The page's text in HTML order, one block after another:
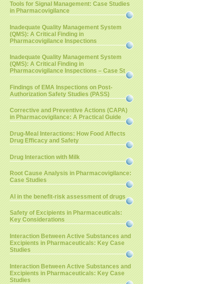
Tools for Signal Management: Case Studies
in Pharmacovigilance
Inadequate Quality Management System
(QMS): A Critical Finding in
Pharmacovigilance Inspections
Inadequate Quality Management System
(QMS): A Critical Finding in
Pharmacovigilance Inspections – Case St
Findings of EMA Inspections on Post-
Authorization Safety Studies (PASS)
Corrective and Preventive Actions (CAPA)
in Pharmacovigilance: A Practical Guide
Drug-Meal Interactions: How Food Affects
Drug Efficacy and Safety
Drug Interaction with Milk
Root Cause Analysis in Pharmacovigilance:
Case Studies
AI in the benefit-risk assessment of drugs
Safety of Excipients in Pharmaceuticals:
Key Considerations
Interaction Between Active Substances and
Excipients in Pharmaceuticals: Key Case
Studies
Interaction Between Active Substances and
Excipients in Pharmaceuticals: Key Case
Studies